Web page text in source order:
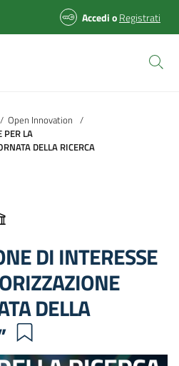
AccedioRegistrati
/ Open Innovation /
PER LA
DELLA RICERCA
DI INTERESSE
DELLA